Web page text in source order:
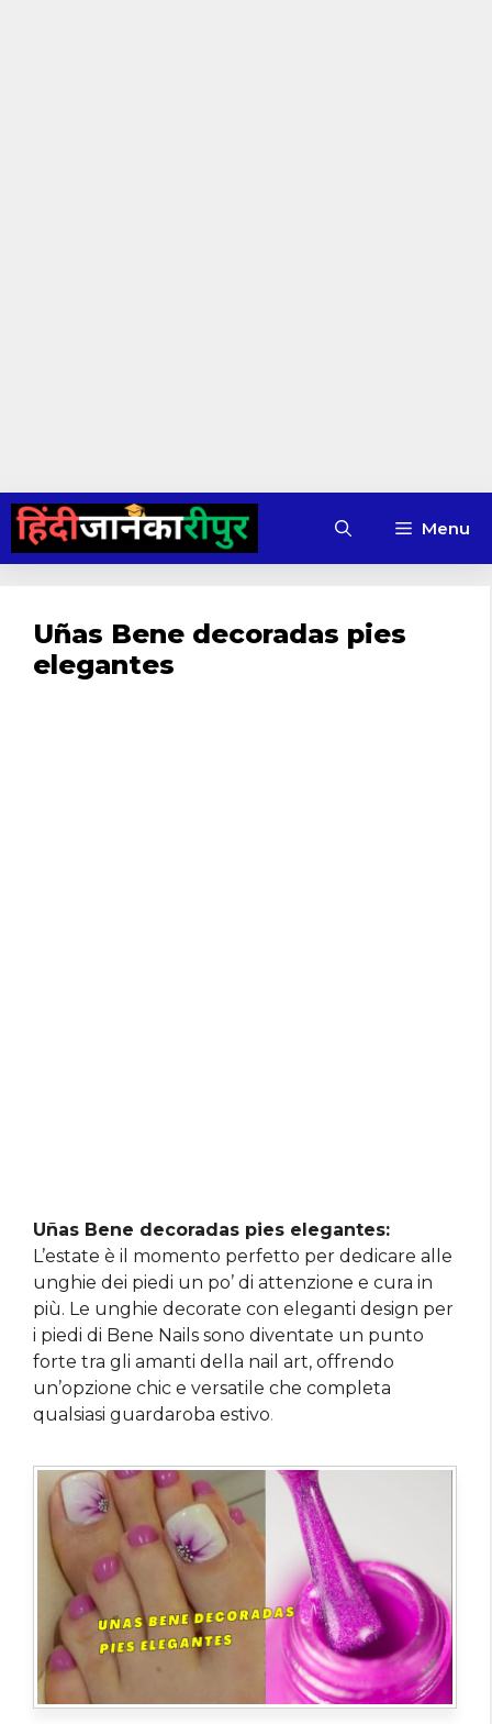
Skip
content
Menu
Uñas Bene decoradas pies
elegantes
Uñas Bene decoradas pies elegantes:
L’estate è il momento perfetto per dedicare alle
unghie dei piedi un po’ di attenzione e cura in
più. Le unghie decorate con eleganti design per
i piedi di Bene Nails sono diventate un punto
forte tra gli amanti della nail art, offrendo
un’opzione chic e versatile che completa
qualsiasi guardaroba estivo.